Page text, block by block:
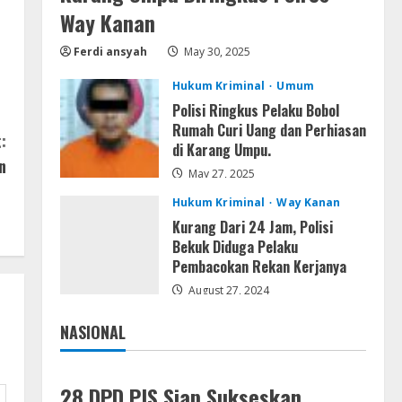
4
VL
Registration
VL
MS Office Debloated RePack
ENG
Way Kanan
Ferdi ansyah May 30, 2025
Hukum Kriminal Umum
Polisi Ringkus Pelaku Bobol
Rumah Curi Uang dan Perhiasan
di Karang Umpu.
May 27, 2025
Hukum Kriminal
Way Kanan
Kurang Dari 24 Jam, Polisi
Bekuk Diduga Pelaku
Pembacokan Rekan Kerjanya
August 27, 2024
NASIONAL
Jakarta